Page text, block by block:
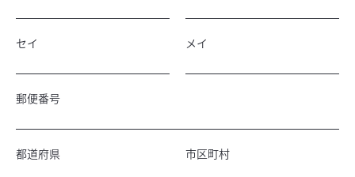
セイ メイ
郵便番号
都道府県 市区町村